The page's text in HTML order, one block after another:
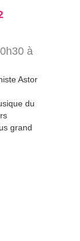
à
Astor
du
grand